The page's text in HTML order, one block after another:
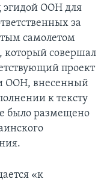
эгидой ООН для
за
самолетом
который совершал
проект
ООН, внесенный
к тексту
было размещено
«к